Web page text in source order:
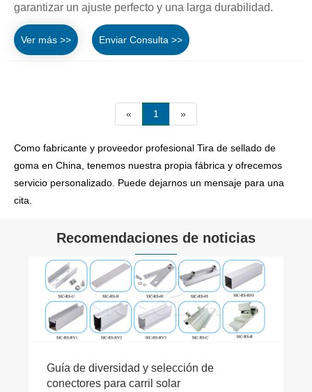
garantizar un ajuste perfecto y una larga durabilidad.
Ver más >> Enviar Consulta >>
« 1 »
Como fabricante y proveedor profesional Tira de sellado de
goma en China, tenemos nuestra propia fábrica y ofrecemos
servicio personalizado. Puede dejarnos un mensaje para una
cita.
Recomendaciones de noticias
Guía de diversidad y selección de
conectores para carril solar